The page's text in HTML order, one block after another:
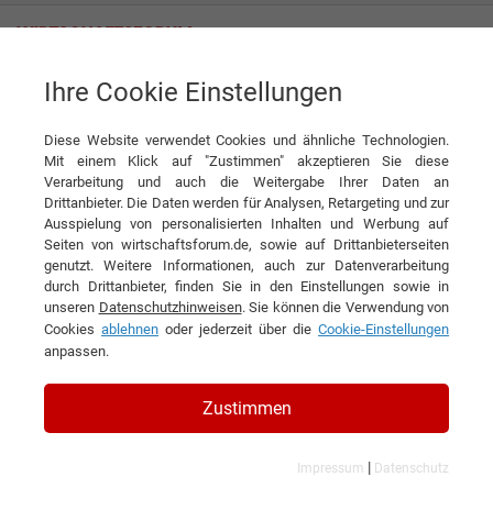
Schlossberg Switzerland AG Schlafen wie auf Wolken
Interview Schlossberg Switzerland AG
DIESEN ARTIKEL EMPFEHLEN
Schlafen wie auf Wolken
Interview mit Ivar Jeker, CEO der
Schlossberg Switzerland AG
Ihre Cookie Einstellungen
Diese Website verwendet Cookies und ähnliche Technologien.
Mit einem Klick auf "Zustimmen" akzeptieren Sie diese
Verarbeitung und auch die Weitergabe Ihrer Daten an
Drittanbieter. Die Daten werden für Analysen, Retargeting und zur
Ausspielung von personalisierten Inhalten und Werbung auf
Seiten von wirtschaftsforum.de, sowie auf Drittanbieterseiten
genutzt. Weitere Informationen, auch zur Datenverarbeitung
durch Drittanbieter, finden Sie in den Einstellungen sowie in
unseren Datenschutzhinweisen. Sie können die Verwendung von
Cookies ablehnen oder jederzeit über die Cookie-Einstellungen
anpassen.
Zustimmen
Impressum | Datenschutz